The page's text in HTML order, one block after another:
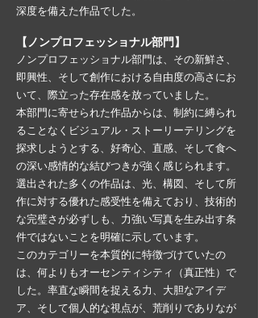
深度を備えた作品でした。
【ノンプロフェッショナル部門】
ノンプロフェッショナル部門は、その新鮮さ、
即興性、そして創作における自由度の高さにお
いて、際立った存在感を放っていました。
本部門に寄せられた作品からは、制約に縛られ
ることなくビジュアル・ストーリーテリングを
探求しようとする、好奇心、直感、そして食へ
の深い感情的な結びつきが強く感じられます。
選出された多くの作品は、光、構図、そして所
作に対する優れた感受性を備えており、技術的
な完璧さが必ずしも、力強い写真を生み出す条
件ではないことを明確に示しています。
このカテゴリーを本質的に特徴づけていたの
は、何よりもオーセンティシティ（真正性）で
した。率直な瞬間を捉える力、大胆なアイデ
ア、そして個人的な視点が、荒削りでありなが